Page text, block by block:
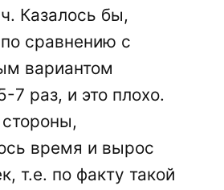
Казалось бы,
сравнению с
вариантом
7 раз, и это плохо.
время и вырос
т.е. по факту такой